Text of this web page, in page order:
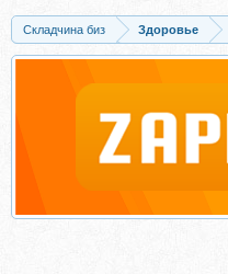
Складчина биз Здоровье